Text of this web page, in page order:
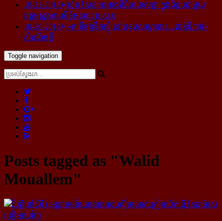
10-23-2018
ហ៊ុន សែន អះអាង​ពី​ជំហរ​ខុស​គ្នា ក្នុង​ជំនួប​ជាមួយ​
ឧត្តម​ស្នងការ​សិទ្ធិ​មនុស្ស អ.ស.ប
10-20-2018
«រាត្រីចន្ទទឹកឃ្មុំ នៅបន្ទប់សណ្ឋាគារ... ជាន់ទី៣៥»
សំណើចខ្លី
Toggle navigation
Posts tagged as "Walid
Mouallem"